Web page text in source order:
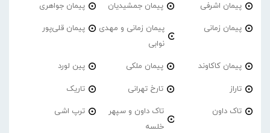
پیمان اشرفی پیمان جمشیدیان پیمان جواهری
پیمان زمانی
پیمان زمانی و مهدی
نوابی
پیمان قلی‌پور
پیمان کاکاوند پیمان ملکی پین لورد
تاراز تارخ تهرانی تاریک
تاک داون
تاک داون و سپهر
خلسه
ترپ اشی